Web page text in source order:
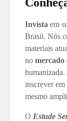
Invista em
Brasil. Nós
materiais
no mercado
inscrever em
mesmo
O Estude